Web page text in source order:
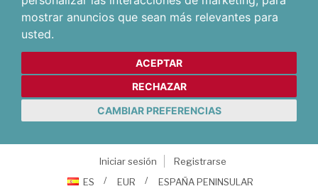
mostrar anuncios que sean más relevantes para
usted.
ACEPTAR
RECHAZAR
CAMBIAR PREFERENCIAS
Iniciar sesión
Registrarse
ES
EUR ESPAÑA PENINSULAR